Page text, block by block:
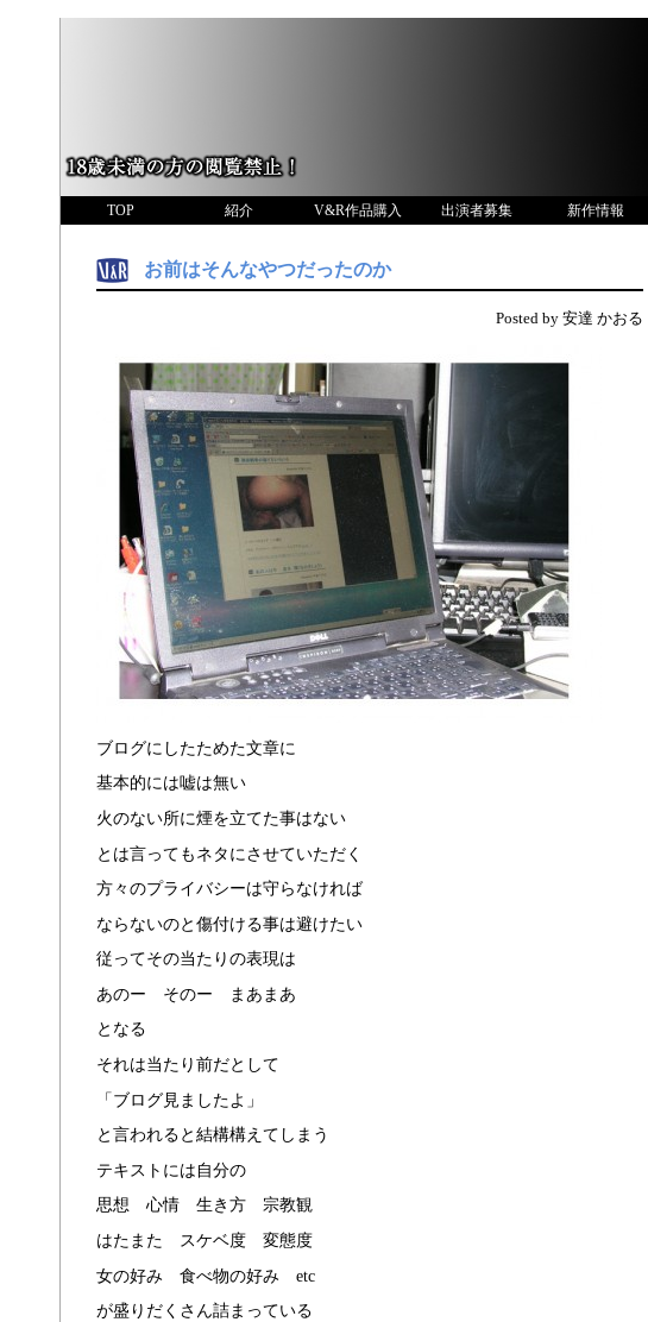
TOP 紹介 V&R作品購入 出演者募集 新作情報
お前はそんなやつだったのか
Posted by 安達 かおる
ブログにしたためた文章に
基本的には嘘は無い
火のない所に煙を立てた事はない
とは言ってもネタにさせていただく
方々のプライバシーは守らなければ
ならないのと傷付ける事は避けたい
従ってその当たりの表現は
あのー そのー まあまあ
となる
それは当たり前だとして
「ブログ見ましたよ」
と言われると結構構えてしまう
テキストには自分の
思想 心情 生き方 宗教観
はたまた スケベ度 変態度
女の好み 食べ物の好み etc
が盛りだくさん詰まっている